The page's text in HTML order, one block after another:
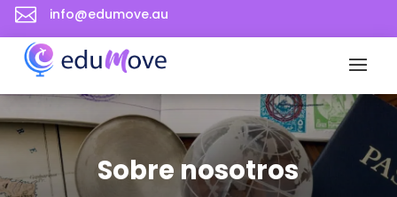
 info@edumove.au
Sobre nosotros